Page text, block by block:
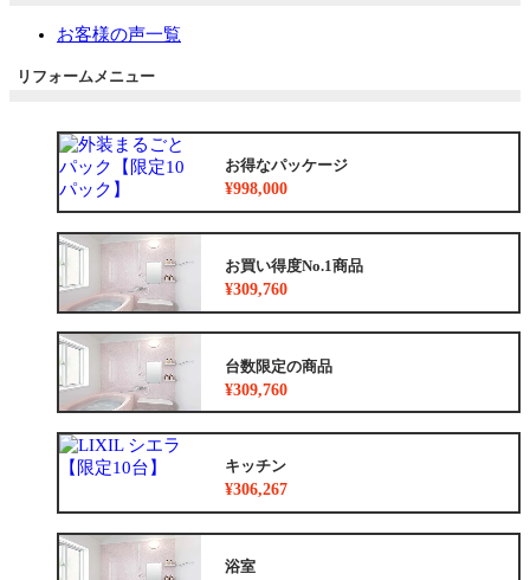
お客様の声一覧
リフォームメニュー
お得なパッケージ
¥998,000
お買い得度No.1商品
¥309,760
台数限定の商品
¥309,760
キッチン
¥306,267
浴室